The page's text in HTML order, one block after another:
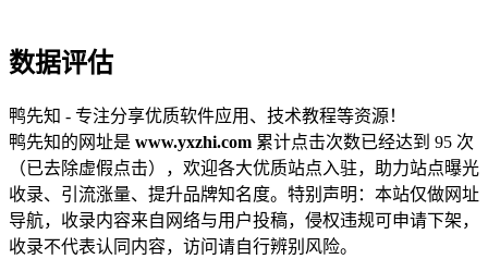
数据评估
鸭先知 - 专注分享优质软件应用、技术教程等资源！
鸭先知的网址是 www.yxzhi.com 累计点击次数已经达到 95 次
（已去除虚假点击），欢迎各大优质站点入驻，助力站点曝光
收录、引流涨量、提升品牌知名度。特别声明：本站仅做网址
导航，收录内容来自网络与用户投稿，侵权违规可申请下架，
收录不代表认同内容，访问请自行辨别风险。